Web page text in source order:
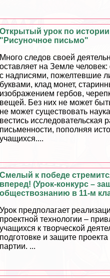
Открытый урок по
"Рисуночное письмо"
Много следов своей
оставляет на Земле
с надписями, пожелтевшие
буквами, клад монет,
изображением гербов,
вещей. Без них не может
не может существовать
вестись исследовательская
письменности, пополняя
учащихся....
Смелый к победе
вперед! (Урок-конкурс –
обществознанию в 11-м
Урок предполагает
проектной технологии –
учащихся к творческой
подготовке и защите
партии. ...